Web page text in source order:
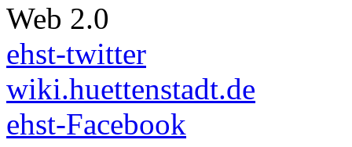
Web 2.0
ehst-twitter
wiki.huettenstadt.de
ehst-Facebook